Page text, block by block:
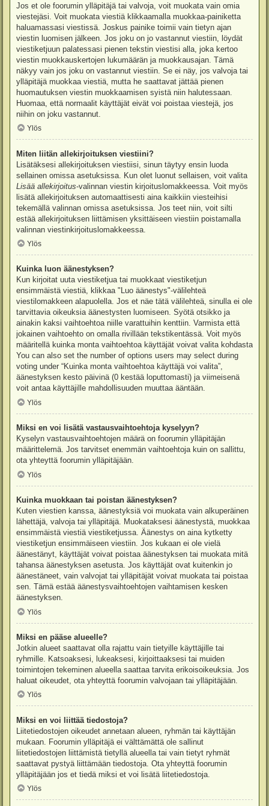
Jos et ole foorumin ylläpitäjä tai valvoja, voit muokata vain omia
viestejäsi. Voit muokata viestiä klikkaamalla muokkaa-painiketta
haluamassasi viestissä. Joskus painike toimii vain tietyn ajan
viestin luomisen jälkeen. Jos joku on jo vastannut viestiin, löydät
viestiketjuun palatessasi pienen tekstin viestisi alla, joka kertoo
viestin muokkauskertojen lukumäärän ja muokkausajan. Tämä
näkyy vain jos joku on vastannut viestiin. Se ei näy, jos valvoja tai
ylläpitäjä muokkaa viestiä, mutta he saattavat jättää pienen
huomautuksen viestin muokkaamisen syistä niin halutessaan.
Huomaa, että normaalit käyttäjät eivät voi poistaa viestejä, jos
niihin on joku vastannut.
Ylös
Miten liitän allekirjoituksen viestiini?
Lisätäksesi allekirjoituksen viestiisi, sinun täytyy ensin luoda
sellainen omissa asetuksissa. Kun olet luonut sellaisen, voit valita
Lisää allekirjoitus-valinnan viestin kirjoituslomakkeessa. Voit myös
lisätä allekirjoituksen automaattisesti aina kaikkiin viesteihisi
tekemällä valinnan omissa asetuksissa. Jos teet niin, voit silti
estää allekirjoituksen liittämisen yksittäiseen viestiin poistamalla
valinnan viestinkirjoituslomakkeessa.
Ylös
Kuinka luon äänestyksen?
Kun kirjoitat uuta viestiketjua tai muokkaat viestiketjun
ensimmäistä viestiä, klikkaa "Luo äänestys"-välilehteä
viestilomakkeen alapuolella. Jos et näe tätä välilehteä, sinulla ei ole
tarvittavia oikeuksia äänestysten luomiseen. Syötä otsikko ja
ainakin kaksi vaihtoehtoa niille varattuihin kenttiin. Varmista että
jokainen vaihtoehto on omalla rivillään tekstikentässä. Voit myös
määritellä kuinka monta vaihtoehtoa käyttäjät voivat valita kohdasta
You can also set the number of options users may select during
voting under “Kuinka monta vaihtoehtoa käyttäjä voi valita”,
äänestyksen kesto päivinä (0 kestää loputtomasti) ja viimeisenä
voit antaa käyttäjille mahdollisuuden muuttaa ääntään.
Ylös
Miksi en voi lisätä vastausvaihtoehtoja kyselyyn?
Kyselyn vastausvaihtoehtojen määrä on foorumin ylläpitäjän
määrittelemä. Jos tarvitset enemmän vaihtoehtoja kuin on sallittu,
ota yhteyttä foorumin ylläpitäjään.
Ylös
Kuinka muokkaan tai poistan äänestyksen?
Kuten viestien kanssa, äänestyksiä voi muokata vain alkuperäinen
lähettäjä, valvoja tai ylläpitäjä. Muokataksesi äänestystä, muokkaa
ensimmäistä viestiä viestiketjussa. Äänestys on aina kytketty
viestiketjun ensimmäiseen viestiin. Jos kukaan ei ole vielä
äänestänyt, käyttäjät voivat poistaa äänestyksen tai muokata mitä
tahansa äänestyksen asetusta. Jos käyttäjät ovat kuitenkin jo
äänestäneet, vain valvojat tai ylläpitäjät voivat muokata tai poistaa
sen. Tämä estää äänestysvaihtoehtojen vaihtamisen kesken
äänestyksen.
Ylös
Miksi en pääse alueelle?
Jotkin alueet saattavat olla rajattu vain tietyille käyttäjille tai
ryhmille. Katsoaksesi, lukeaksesi, kirjoittaaksesi tai muiden
toimintojen tekeminen alueella saattaa tarvita erikoisoikeuksia. Jos
haluat oikeudet, ota yhteyttä foorumin valvojaan tai ylläpitäjään.
Ylös
Miksi en voi liittää tiedostoja?
Liitetiedostojen oikeudet annetaan alueen, ryhmän tai käyttäjän
mukaan. Foorumin ylläpitäjä ei välttämättä ole sallinut
liitetiedostojen liittämistä tietyllä alueella tai vain tietyt ryhmät
saattavat pystyä liittämään tiedostoja. Ota yhteyttä foorumin
ylläpitäjään jos et tiedä miksi et voi lisätä liitetiedostoja.
Ylös